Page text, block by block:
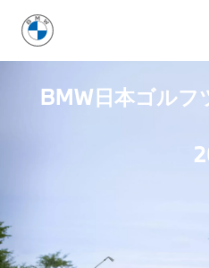
BMW日本ゴルフ